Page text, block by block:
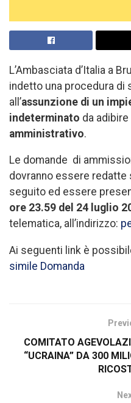
L’Ambasciata d’Italia a
indetto una procedura di
all’assunzione di un
indeterminato da
amministrativo.
Le domande di
dovranno essere redatte
seguito ed essere
ore 23.59 del 24 luglio
telematica, all’indirizzo:
Ai seguenti link è
simile Domanda
COMITATO
“UCRAINA” DA 300